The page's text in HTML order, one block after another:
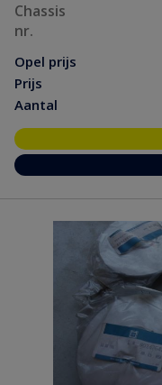
Chassis
nr.
Opel prijs
Prijs
Aantal